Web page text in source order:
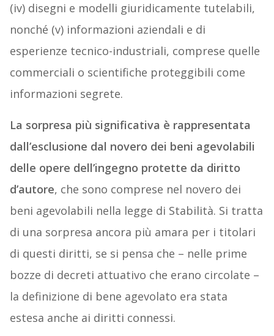
(iv) disegni e modelli giuridicamente tutelabili,
nonché (v) informazioni aziendali e di
esperienze tecnico-industriali, comprese quelle
commerciali o scientifiche proteggibili come
informazioni segrete.
La sorpresa più significativa è rappresentata
dall’esclusione dal novero dei beni agevolabili
delle opere dell’ingegno protette da diritto
d’autore, che sono comprese nel novero dei
beni agevolabili nella legge di Stabilità. Si tratta
di una sorpresa ancora più amara per i titolari
di questi diritti, se si pensa che – nelle prime
bozze di decreti attuativo che erano circolate –
la definizione di bene agevolato era stata
estesa anche ai diritti connessi.